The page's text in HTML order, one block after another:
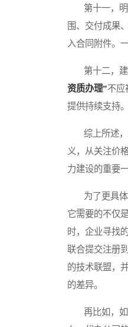
第十一，明
围、交付成果
入合同附件。
第十二，建
资质办理”不应
提供持续支持
综上所述，
义，从关注价
力建设的重要一
为了更具体
它需要的不仅
时，企业寻找
联合提交注册
的技术联盟，
的差异。
再比如，如